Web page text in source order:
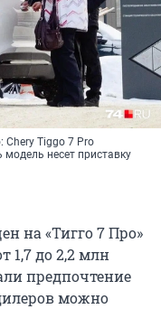
Tiggo 7 Pro
модель несет приставку
на «Тигго 7 Про»
1,7 до 2,2 млн
предпочтение
можно